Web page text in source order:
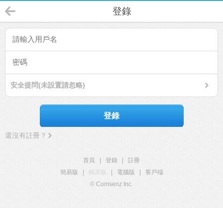
登錄
安全提問(未設置請忽略)
登錄
還沒有註冊？
首頁 登錄
註冊
簡易版
觸屏版 電腦版
客戶端
© Comsenz Inc.